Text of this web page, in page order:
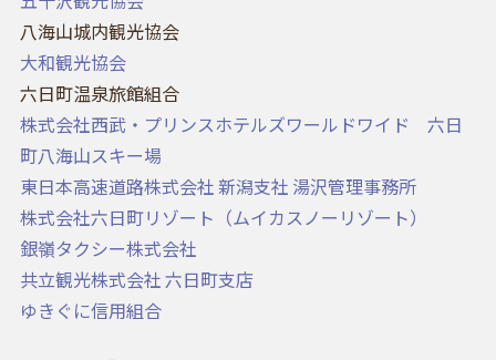
八海山城内観光協会
大和観光協会
六日町温泉旅館組合
株式会社西武・プリンスホテルズワールドワイド 六日
町八海山スキー場
東日本高速道路株式会社 新潟支社 湯沢管理事務所
株式会社六日町リゾート（ムイカスノーリゾート）
銀嶺タクシー株式会社
共立観光株式会社 六日町支店
ゆきぐに信用組合